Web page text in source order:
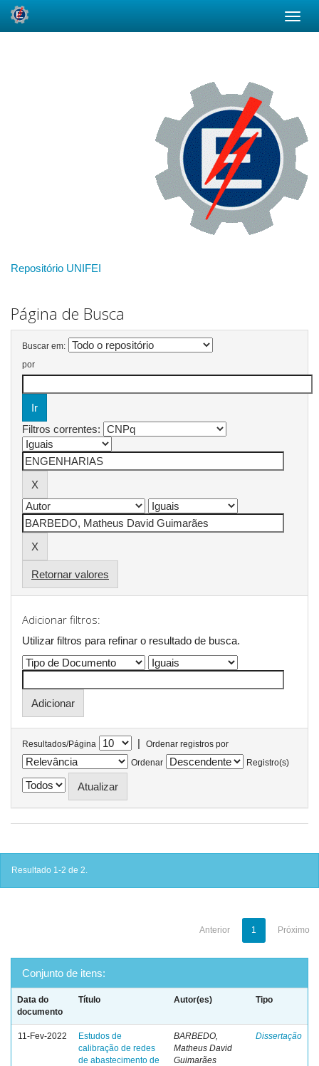
Repositório UNIFEI
Página de Busca
Buscar em:
por
Filtros correntes:
Retornar valores
Adicionar filtros:
Utilizar filtros para refinar o resultado de busca.
Resultados/Página |
Ordenar registros por
Ordenar
Registro(s)
Resultado 1-2 de 2.
Anterior 1 Próximo
Conjunto de itens:
Data do
documento
Título Autor(es) Tipo
11-Fev-2022
Estudos de
calibração de redes
de abastecimento de
BARBEDO,
Matheus David
Guimarães
Dissertação